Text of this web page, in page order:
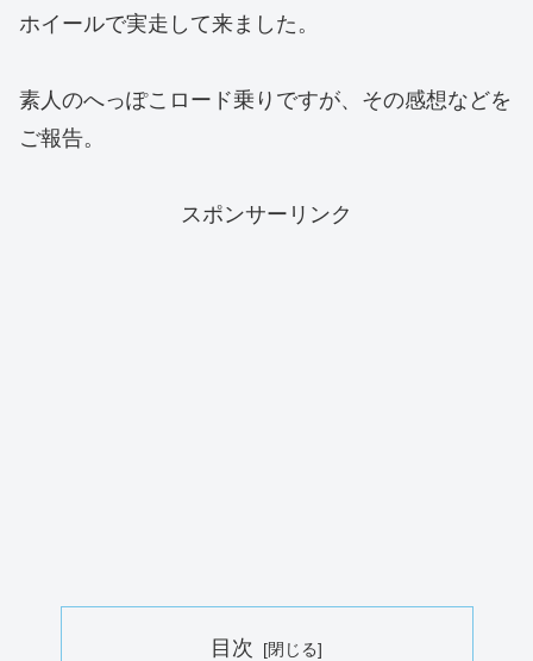
ホイールで実走して来ました。
素人のへっぽこロード乗りですが、その感想などを
ご報告。
スポンサーリンク
目次